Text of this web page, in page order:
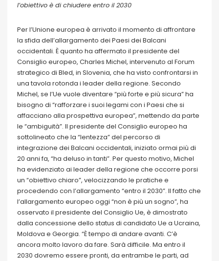
l’obiettivo è di chiudere entro il 2030
Per l’Unione europea è arrivato il momento di affrontare
la sfida dell’allargamento dei Paesi dei Balcani
occidentali. È quanto ha affermato il presidente del
Consiglio europeo, Charles Michel, intervenuto al Forum
strategico di Bled, in Slovenia, che ha visto confrontarsi in
una tavola rotonda i leader della regione. Secondo
Michel, se l’Ue vuole diventare “più forte e più sicura” ha
bisogno di “rafforzare i suoi legami con i Paesi che si
affacciano alla prospettiva europea”, mettendo da parte
le “ambiguità”. Il presidente del Consiglio europeo ha
sottolineato che la “lentezza” del percorso di
integrazione dei Balcani occidentali, iniziato ormai più di
20 anni fa, “ha deluso in tanti”. Per questo motivo, Michel
ha evidenziato ai leader della regione che occorre porsi
un “obiettivo chiaro”, velocizzando le pratiche e
procedendo con l’allargamento “entro il 2030”. Il fatto che
l’allargamento europeo oggi “non è più un sogno”, ha
osservato il presidente del Consiglio Ue, è dimostrato
dalla concessione dello status di candidato Ue a Ucraina,
Moldova e Georgia. “È tempo di andare avanti. C’è
ancora molto lavoro da fare. Sarà difficile. Ma entro il
2030 dovremo essere pronti, da entrambe le parti, ad